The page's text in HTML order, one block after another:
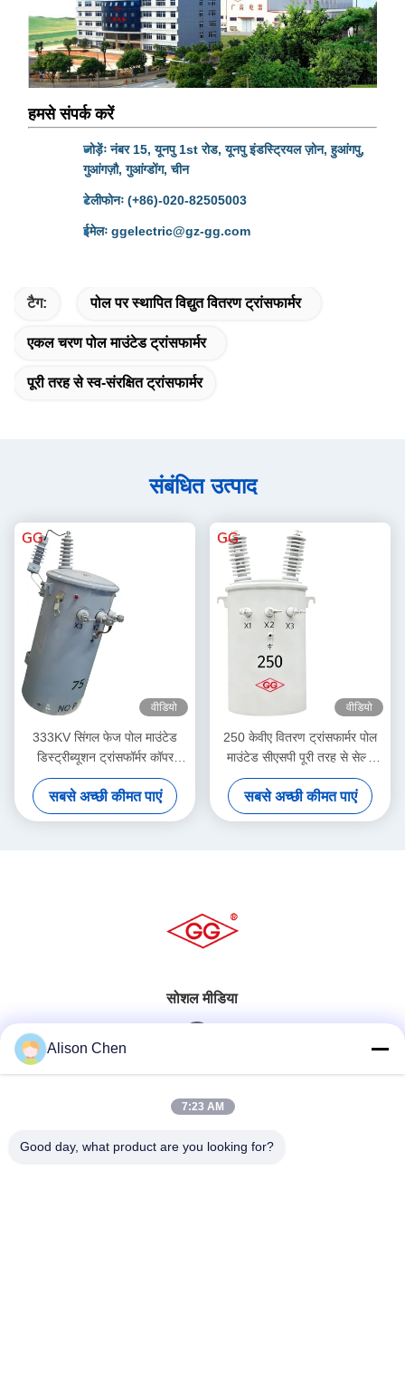
हमसे संपर्क करें
जोड़ेंः नंबर 15, यूनपु 1st रोड, यूनपु इंडस्ट्रियल ज़ोन, हुआंगपु,
गुआंगज़ौ, गुआंग्डोंग, चीन
टेलीफोनः (+86)-020-82505003
ईमेलः ggelectric@gz-gg.com
टैग: पोल पर स्थापित विद्युत वितरण ट्रांसफार्मर
एकल चरण पोल माउंटेड ट्रांसफार्मर
पूरी तरह से स्व-संरक्षित ट्रांसफार्मर
संबंधित उत्पाद
वीडियो
333KV सिंगल फेज पोल माउंटेड
डिस्ट्रीब्यूशन ट्रांसफॉर्मर कॉपर
एल्युमिनियम हाइब्रिड वाइंडिंग के साथ
सबसे अच्छी कीमत पाएं
वीडियो
250 केवीए वितरण ट्रांसफार्मर पोल
माउंटेड सीएसपी पूरी तरह से सेल्फ
प्रोटेक्टेड ट्रांसफार्मर
सबसे अच्छी कीमत पाएं
सोशल मीडिया
त्वरित संपर्क
Alison Chen
7:23 AM
Good day, what product are you looking for?